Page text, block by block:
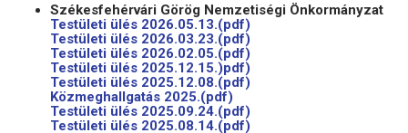
Székesfehérvári Görög Nemzetiségi Önkormányzat
Testületi ülés 2026.05.13.(pdf)
Testületi ülés 2026.03.23.(pdf)
Testületi ülés 2026.02.05.(pdf)
Testületi ülés 2025.12.15.)pdf)
Testületi ülés 2025.12.08.(pdf)
Közmeghallgatás 2025.(pdf)
Testületi ülés 2025.09.24.(pdf)
Testületi ülés 2025.08.14.(pdf)